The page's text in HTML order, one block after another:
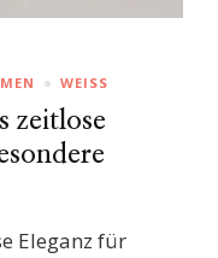
WEISS
zeitlose
Eleganz für